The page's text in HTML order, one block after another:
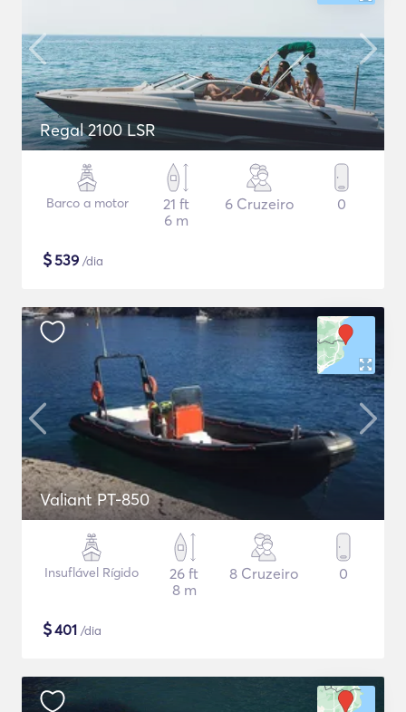
Regal 2100 LSR
Barco a motor
21 ft
6 m
6 Cruzeiro 0
$539 /dia
Valiant PT-850
Insuflável Rígido
26 ft
8 m
8 Cruzeiro 0
$401 /dia